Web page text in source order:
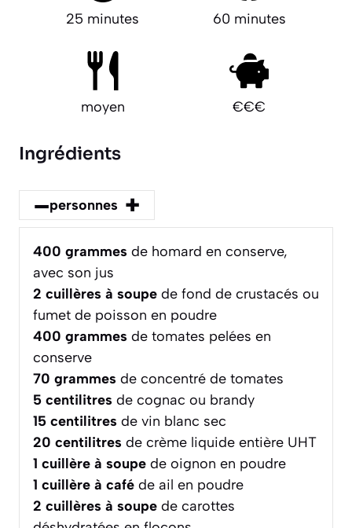
25 minutes 60 minutes
moyen €€€
Ingrédients
–personnes +
400 grammes de homard en conserve,
avec son jus
2 cuillères à soupe de fond de crustacés ou
fumet de poisson en poudre
400 grammes de tomates pelées en
conserve
70 grammes de concentré de tomates
5 centilitres de cognac ou brandy
15 centilitres de vin blanc sec
20 centilitres de crème liquide entière UHT
1 cuillère à soupe de oignon en poudre
1 cuillère à café de ail en poudre
2 cuillères à soupe de carottes